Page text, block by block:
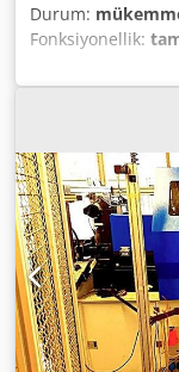
Durum:
Fonksiyonellik:
soğuk
makinesi batarya
2,5 mm Pim